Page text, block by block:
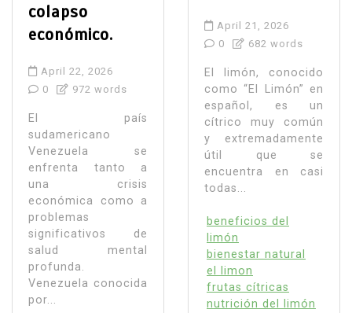
colapso
económico.
April 22, 2026
0
972 words
El país
sudamericano
Venezuela se
enfrenta tanto a
una crisis
económica como a
problemas
significativos de
salud mental
profunda.
Venezuela conocida
por...
April 21, 2026
0
682 words
El limón, conocido
como “El Limón” en
español, es un
cítrico muy común
y extremadamente
útil que se
encuentra en casi
todas...
beneficios del
limón
bienestar natural
el limon
frutas cítricas
nutrición del limón